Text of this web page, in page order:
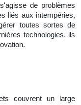
de problèmes
liés aux intempéries,
toutes sortes de
technologies, ils
couvrent un large